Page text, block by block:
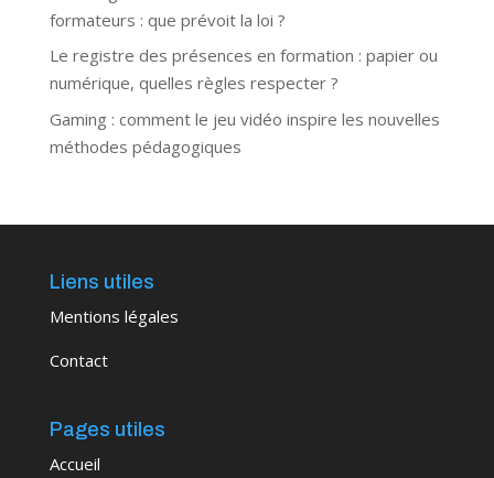
formateurs : que prévoit la loi ?
Le registre des présences en formation : papier ou
numérique, quelles règles respecter ?
Gaming : comment le jeu vidéo inspire les nouvelles
méthodes pédagogiques
Liens utiles
Mentions légales
Contact
Pages utiles
Accueil